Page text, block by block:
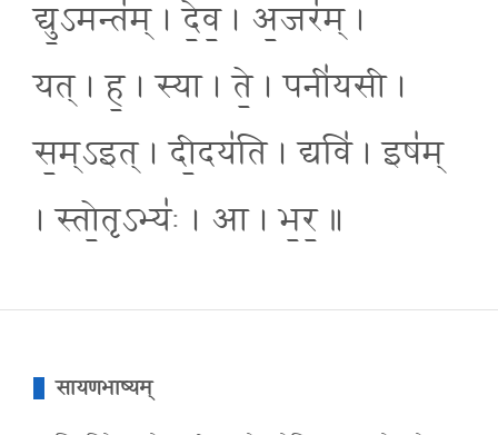
द्यु॒ऽमन्त॑म् । दे॒व॒ । अ॒जर॑म् ।
यत् । ह॒ । स्या । ते॒ । पनी॑यसी ।
स॒म्ऽइत् । दी॒दय॑ति । द्यवि॑ । इष॑म्
। स्तो॒तृऽभ्यः॑ । आ । भ॒र॒ ॥
सायणभाष्यम्